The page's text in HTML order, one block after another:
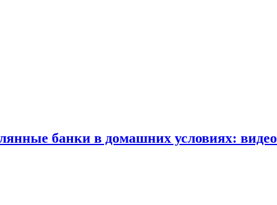
банки в домашних условиях: видео